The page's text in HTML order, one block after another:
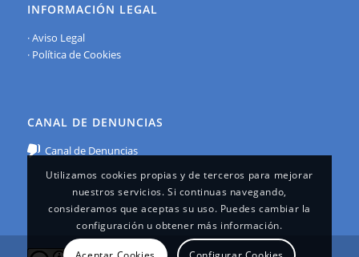
INFORMACIÓN LEGAL
·Aviso Legal
· Política de Cookies
CANAL DE DENUNCIAS
Canal de Denuncias
Utilizamos cookies propias y de terceros para mejorar
nuestros servicios. Si continuas navegando,
consideramos que aceptas su uso. Puedes cambiar la
configuración u obtener más información.